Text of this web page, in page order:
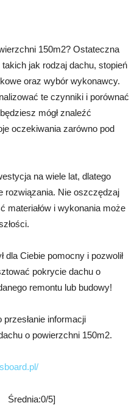
150m2? Ostateczna
jak rodzaj dachu, stopień
oraz wybór wykonawcy.
te czynniki i porównać
mógł znaleźć
oczekiwania zarówno pod
na wiele lat, dlatego
rozwiązania. Nie oszczędzaj
materiałów i wykonania może
dla Ciebie pomocny i pozwolił
pokrycie dachu o
remontu lub budowy!
przesłanie informacji
o powierzchni 150m2.
Średnia:0/5]